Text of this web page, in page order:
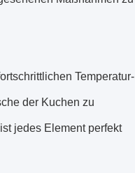
Temperatur-
der Kuchen zu
jedes Element perfekt